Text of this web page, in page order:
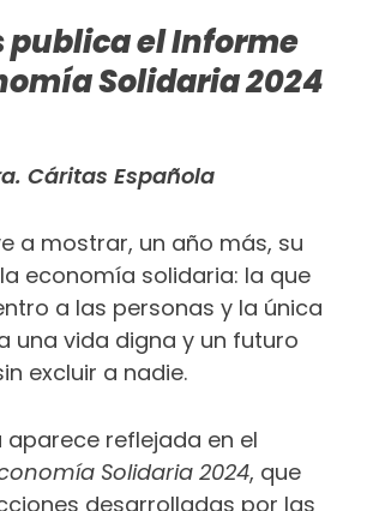
publica el Informe
Solidaria 2024
Cáritas Española
a mostrar, un año más, su
economía solidaria: la que
a las personas y la única
una vida digna y un futuro
excluir a nadie.
aparece reflejada en el
Solidaria 2024, que
desarrolladas por las